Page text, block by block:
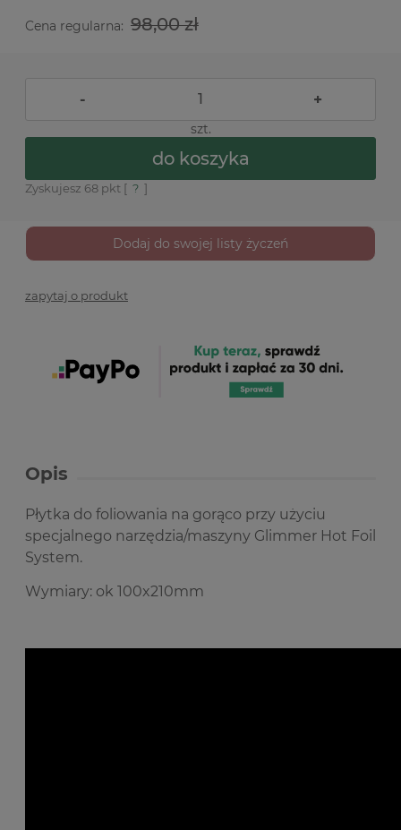
Cena regularna: 98,00 zł
- +
szt.
do koszyka
Zyskujesz 68 pkt [ ? ]
Dodaj do swojej listy życzeń
zapytaj o produkt
Opis
Płytka do foliowania na gorąco przy użyciu
specjalnego narzędzia/maszyny Glimmer Hot Foil
System.
Wymiary: ok 100x210mm